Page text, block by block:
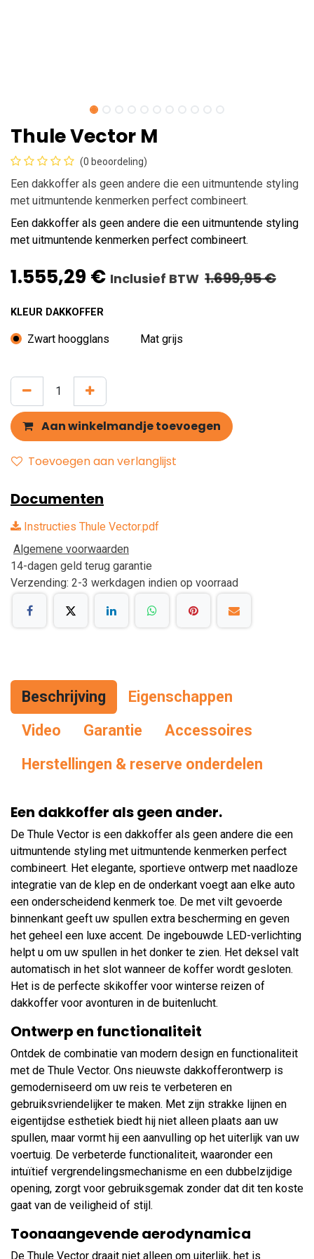
Thule Vector M
(0 beoordeling)
Een dakkoffer als geen andere die een uitmuntende styling
met uitmuntende kenmerken perfect combineert.
Een dakkoffer als geen andere die een uitmuntende styling
met uitmuntende kenmerken perfect combineert.
1.555,29 € Inclusief BTW 1.699,95€
KLEUR DAKKOFFER
Zwart hoogglans Mat grijs
Aan winkelmandje toevoegen
Toevoegen aan verlanglijst
Documenten
Instructies Thule Vector.pdf
Algemene voorwaarden
14-dagen geld terug garantie
Verzending: 2-3 werkdagen indien op voorraad
Beschrijving
Eigenschappen
Video Garantie
Accessoires
Herstellingen & reserve onderdelen
Een dakkoffer als geen ander.
De Thule Vector is een dakkoffer als geen andere die een
uitmuntende styling met uitmuntende kenmerken perfect
combineert. Het elegante, sportieve ontwerp met naadloze
integratie van de klep en de onderkant voegt aan elke auto
een onderscheidend kenmerk toe. De met vilt gevoerde
binnenkant geeft uw spullen extra bescherming en geven
het geheel een luxe accent. De ingebouwde LED-verlichting
helpt u om uw spullen in het donker te zien. Het deksel valt
automatisch in het slot wanneer de koffer wordt gesloten.
Het is de perfecte skikoffer voor winterse reizen of
dakkoffer voor avonturen in de buitenlucht.
Ontwerp en functionaliteit
Ontdek de combinatie van modern design en functionaliteit
met de Thule Vector. Ons nieuwste dakkofferontwerp is
gemoderniseerd om uw reis te verbeteren en
gebruiksvriendelijker te maken. Met zijn strakke lijnen en
eigentijdse esthetiek biedt hij niet alleen plaats aan uw
spullen, maar vormt hij een aanvulling op het uiterlijk van uw
voertuig. De verbeterde functionaliteit, waaronder een
intuïtief vergrendelingsmechanisme en een dubbelzijdige
opening, zorgt voor gebruiksgemak zonder dat dit ten koste
gaat van de veiligheid of stijl.
Toonaangevende aerodynamica
De Thule Vector draait niet alleen om uiterlijk, het is